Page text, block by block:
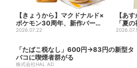
【きょうから】マクドナルド×
ポケモン30周年、新作バーガ
ー5品が登場！朝・夜限定...
2026.07.22
【あ
「夏
ッズ＆
「たばこ税なし」600円→83円の新型タ
バコに喫煙者群がる
株式会社HAL AD